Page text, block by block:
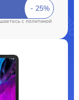
cполитикой